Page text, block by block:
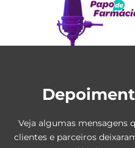
Veja algumas mensagens
clientes e parceiros